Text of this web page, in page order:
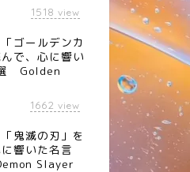
1518 view
「ゴールデンカ
で、心に響い
Golden
1662 view
「鬼滅の刃」を
響いた名言
Slayer